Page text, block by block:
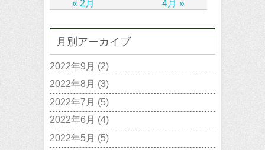
« 2月 4月 »
月別アーカイブ
2022年9月 (2)
2022年8月 (3)
2022年7月 (5)
2022年6月 (4)
2022年5月 (5)